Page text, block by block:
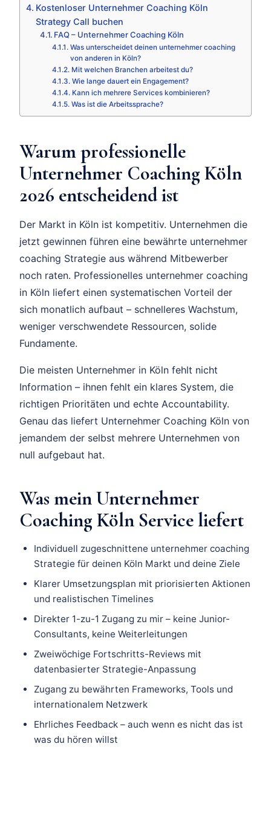
Kostenloser Unternehmer Coaching Köln
Strategy Call buchen
FAQ – Unternehmer Coaching Köln
Was unterscheidet deinen unternehmer coaching
von anderen in Köln?
Mit welchen Branchen arbeitest du?
Wie lange dauert ein Engagement?
Kann ich mehrere Services kombinieren?
Was ist die Arbeitssprache?
Warum professionelle
Unternehmer Coaching Köln
2026 entscheidend ist
Der Markt in Köln ist kompetitiv. Unternehmen die
jetzt gewinnen führen eine bewährte unternehmer
coaching Strategie aus während Mitbewerber
noch raten. Professionelles unternehmer coaching
in Köln liefert einen systematischen Vorteil der
sich monatlich aufbaut – schnelleres Wachstum,
weniger verschwendete Ressourcen, solide
Fundamente.
Die meisten Unternehmer in Köln fehlt nicht
Information – ihnen fehlt ein klares System, die
richtigen Prioritäten und echte Accountability.
Genau das liefert Unternehmer Coaching Köln von
jemandem der selbst mehrere Unternehmen von
null aufgebaut hat.
Was mein Unternehmer
Coaching Köln Service liefert
Individuell zugeschnittene unternehmer coaching
Strategie für deinen Köln Markt und deine Ziele
Klarer Umsetzungsplan mit priorisierten Aktionen
und realistischen Timelines
Direkter 1-zu-1 Zugang zu mir – keine Junior-
Consultants, keine Weiterleitungen
Zweiwöchige Fortschritts-Reviews mit
datenbasierter Strategie-Anpassung
Zugang zu bewährten Frameworks, Tools und
internationalem Netzwerk
Ehrliches Feedback – auch wenn es nicht das ist
was du hören willst